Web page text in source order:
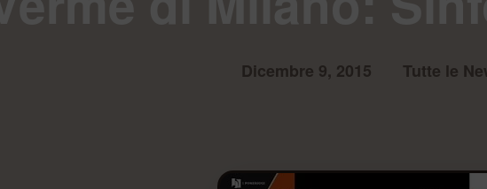
Dicembre 9, 2015 Tutte le